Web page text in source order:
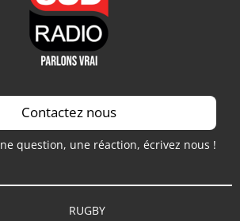
Contactez nous
question, une réaction, écrivez nous !
RUGBY